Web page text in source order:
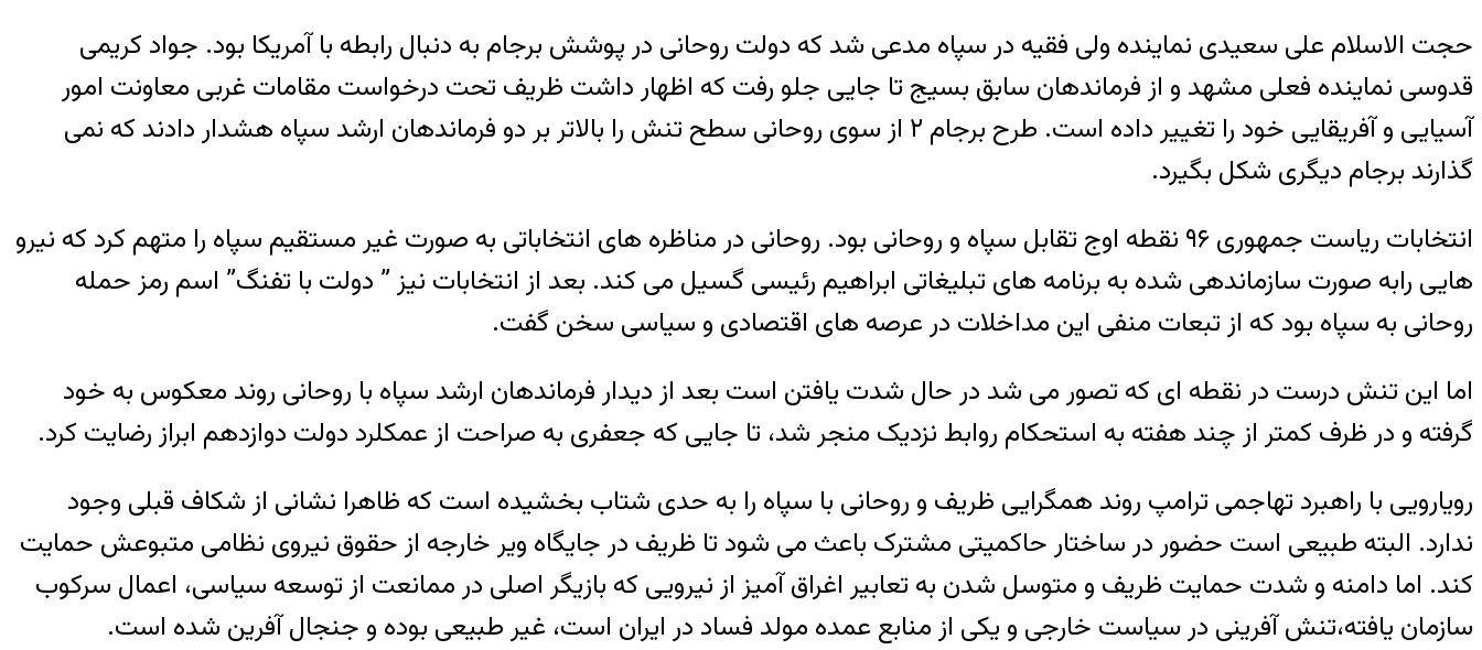
حجت الاسلام علی سعیدی نماینده ولی فقیه در سپاه مدعی شد که دولت روحانی در پوشش برجام به دنبال رابطه با آمریکا بود. جواد کریمی
قدوسی نماینده فعلی مشهد و از فرماندهان سابق بسیج تا جایی جلو رفت که اظهار داشت ظریف تحت درخواست مقامات غربی معاونت امور
آسیایی و آفریقایی خود را تغییر داده است. طرح برجام ۲ از سوی روحانی سطح تنش را بالاتر بر دو فرماندهان ارشد سپاه هشدار دادند که نمی
گذارند برجام دیگری شکل بگیرد.
انتخابات ریاست جمهوری ۹۶ نقطه اوج تقابل سپاه و روحانی بود. روحانی در مناظره های انتخاباتی به صورت غیر مستقیم سپاه را متهم کرد که نیرو
هایی رابه صورت سازماندهی شده به برنامه های تبلیغاتی ابراهیم رئیسی گسیل می کند. بعد از انتخابات نیز ” دولت با تفنگ” اسم رمز حمله
روحانی به سپاه بود که از تبعات منفی این مداخلات در عرصه های اقتصادی و سیاسی سخن گفت.
اما این تنش درست در نقطه ای که تصور می شد در حال شدت یافتن است بعد از دیدار فرماندهان ارشد سپاه با روحانی روند معکوس به خود
گرفته و در ظرف کمتر از چند هفته به استحکام روابط نزدیک منجر شد، تا جایی که جعفری به صراحت از عمکلرد دولت دوازدهم ابراز رضایت کرد.
رویارویی با راهبرد تهاجمی ترامپ روند همگرایی ظریف و روحانی با سپاه را به حدی شتاب بخشیده است که ظاهرا نشانی از شکاف قبلی وجود
ندارد. البته طبیعی است حضور در ساختار حاکمیتی مشترک باعث می شود تا ظریف در جایگاه ویر خارجه از حقوق نیروی نظامی متبوعش حمایت
کند. اما دامنه و شدت حمایت ظریف و متوسل شدن به تعابیر اغراق آمیز از نیرویی که بازیگر اصلی در ممانعت از توسعه سیاسی، اعمال سرکوب
سازمان یافته،تنش آفرینی در سیاست خارجی و یکی از منابع عمده مولد فساد در ایران است، غیر طبیعی بوده و جنجال آفرین شده است.